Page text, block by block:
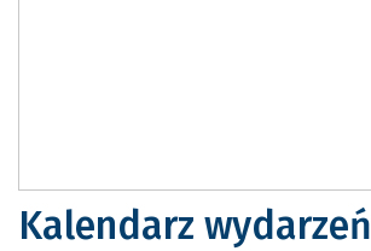
Kalendarz wydarzeń